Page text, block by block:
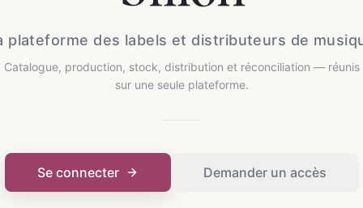
plateforme des labels et distributeurs de
Catalogue, production, stock, distribution et réconciliation — réunis
sur une seule plateforme.
Se connecter Demander un accès